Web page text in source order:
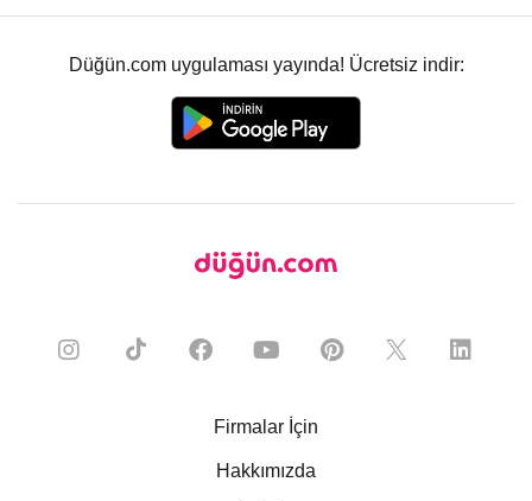
Düğün.com uygulaması yayında! Ücretsiz indir:
Firmalar İçin
Hakkımızda